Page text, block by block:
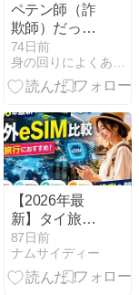
ペテン師（詐
欺師）だって
生活があるの
で捕まりたく
ない！？
74日前
身の回りによくある詐欺について
【2026年最
新】タイ旅行
にも最適！格
安で便利なお
すすめ海外
87日前
ナムサイディー